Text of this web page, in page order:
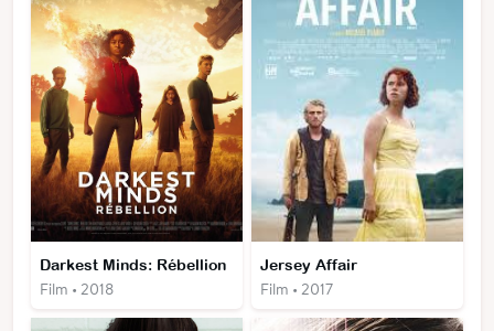
Darkest Minds: Rébellion
Film • 2018
Jersey Affair
Film • 2017